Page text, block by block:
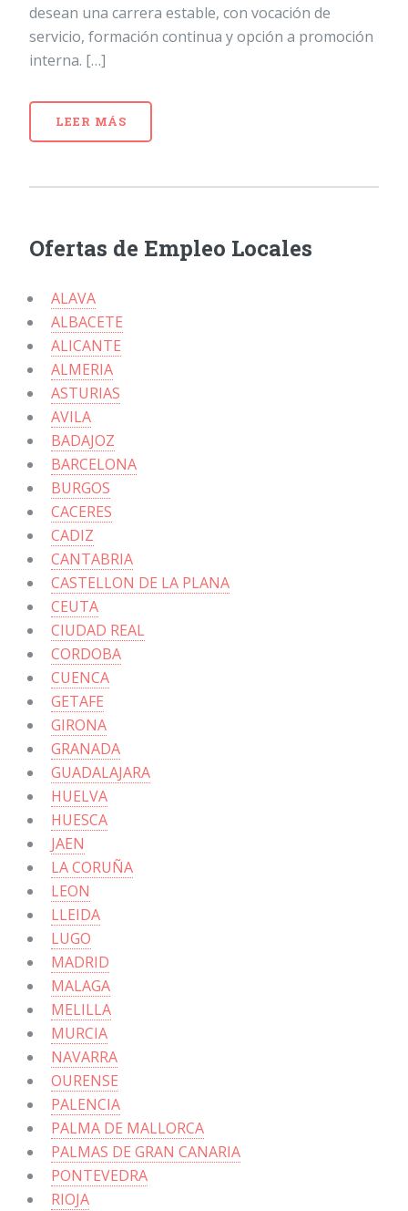
desean una carrera estable, con vocación de
servicio, formación continua y opción a promoción
interna. […]
LEER MÁS
Ofertas de Empleo Locales
ALAVA
ALBACETE
ALICANTE
ALMERIA
ASTURIAS
AVILA
BADAJOZ
BARCELONA
BURGOS
CACERES
CADIZ
CANTABRIA
CASTELLON DE LA PLANA
CEUTA
CIUDAD REAL
CORDOBA
CUENCA
GETAFE
GIRONA
GRANADA
GUADALAJARA
HUELVA
HUESCA
JAEN
LA CORUÑA
LEON
LLEIDA
LUGO
MADRID
MALAGA
MELILLA
MURCIA
NAVARRA
OURENSE
PALENCIA
PALMA DE MALLORCA
PALMAS DE GRAN CANARIA
PONTEVEDRA
RIOJA